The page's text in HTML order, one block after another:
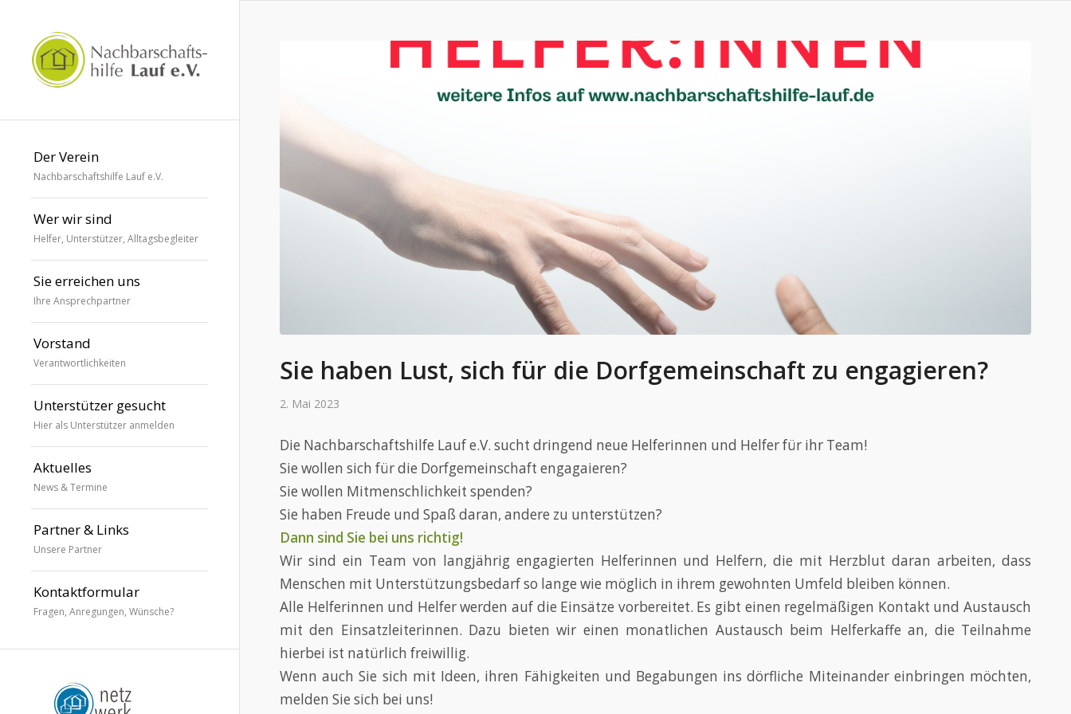
Der Verein
Nachbarschaftshilfe Lauf e.V.
Wer wir sind
Helfer, Unterstützer, Alltagsbegleiter
Sie erreichen uns
Ihre Ansprechpartner
Vorstand
Verantwortlichkeiten
Unterstützer gesucht
Hier als Unterstützer anmelden
Aktuelles
News & Termine
Partner & Links
Unsere Partner
Kontaktformular
Fragen, Anregungen, Wünsche?
Sie haben Lust, sich für die Dorfgemeinschaft zu engagieren?
2. Mai 2023
Die Nachbarschaftshilfe Lauf e.V. sucht dringend neue Helferinnen und Helfer für ihr Team!
Sie wollen sich für die Dorfgemeinschaft engagaieren?
Sie wollen Mitmenschlichkeit spenden?
Sie haben Freude und Spaß daran, andere zu unterstützen?
Dann sind Sie bei uns richtig!
Wir sind ein Team von langjährig engagierten Helferinnen und Helfern, die mit Herzblut daran arbeiten, dass
Menschen mit Unterstützungsbedarf so lange wie möglich in ihrem gewohnten Umfeld bleiben können.
Alle Helferinnen und Helfer werden auf die Einsätze vorbereitet. Es gibt einen regelmäßigen Kontakt und Austausch
mit den Einsatzleiterinnen. Dazu bieten wir einen monatlichen Austausch beim Helferkaffe an, die Teilnahme
hierbei ist natürlich freiwillig.
Wenn auch Sie sich mit Ideen, ihren Fähigkeiten und Begabungen ins dörfliche Miteinander einbringen möchten,
melden Sie sich bei uns!